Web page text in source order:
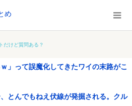
め
だけど質問ある？
」って誤魔化してきたワイの末路がこ
とんでもねえ伏線が発掘される。クル